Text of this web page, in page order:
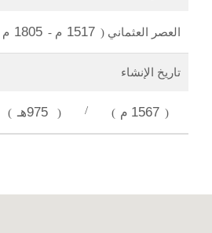
العصر العثماني (
1517 م -
1805 م
تاريخ الإنشاء
( 1567م )
/
( 975هـ )